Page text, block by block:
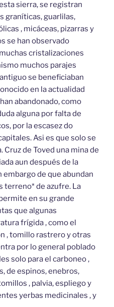
sierra, se registran
graníticas, guarlilas,
, micáceas, pizarras y
se han observado
cristalizaciones
muchos parajes
se beneficiaban
en la actualidad
abandonado, como
alguna por falta de
por la escasez do
Asi es que solo se
Cruz de Toved una mina de
aun después de la
embargo de que abundan
terreno* de azufre. La
en su grande
que algunas
frígida , como el
, tomillo rastrero y otras
por lo general poblado
solo para el carboneo ,
de espinos, enebros,
, palvia, espliego y
yerbas medicinales , y